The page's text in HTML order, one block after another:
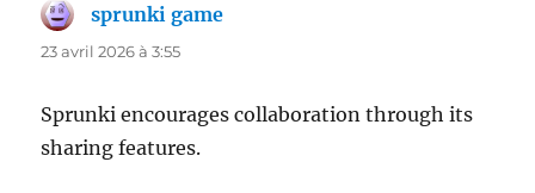
sprunki game
23 avril 2026 à 3:55
Sprunki encourages collaboration through its
sharing features.